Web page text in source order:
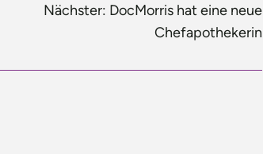
Nächster: DocMorris hat eine neue
Chefapothekerin